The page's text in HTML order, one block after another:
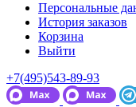
Персональные
История заказов
Корзина
Выйти
+7(495)543-89-93